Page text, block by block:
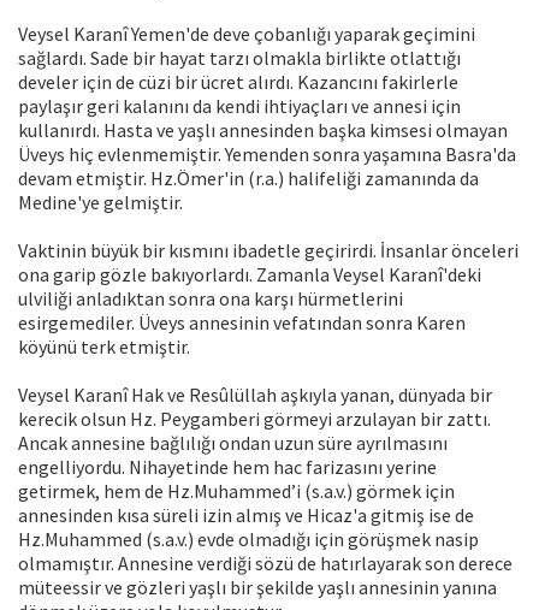
Veysel Karanî Yemen'de deve çobanlığı yaparak geçimini
sağlardı. Sade bir hayat tarzı olmakla birlikte otlattığı
develer için de cüzi bir ücret alırdı. Kazancını fakirlerle
paylaşır geri kalanını da kendi ihtiyaçları ve annesi için
kullanırdı. Hasta ve yaşlı annesinden başka kimsesi olmayan
Üveys hiç evlenmemiştir. Yemenden sonra yaşamına Basra'da
devam etmiştir. Hz.Ömer'in (r.a.) halifeliği zamanında da
Medine'ye gelmiştir.
Vaktinin büyük bir kısmını ibadetle geçirirdi. İnsanlar önceleri
ona garip gözle bakıyorlardı. Zamanla Veysel Karanî'deki
ulviliği anladıktan sonra ona karşı hürmetlerini
esirgemediler. Üveys annesinin vefatından sonra Karen
köyünü terk etmiştir.
Veysel Karanî Hak ve Resûlüllah aşkıyla yanan, dünyada bir
kerecik olsun Hz. Peygamberi görmeyi arzulayan bir zattı.
Ancak annesine bağlılığı ondan uzun süre ayrılmasını
engelliyordu. Nihayetinde hem hac farizasını yerine
getirmek, hem de Hz.Muhammed’i (s.a.v.) görmek için
annesinden kısa süreli izin almış ve Hicaz'a gitmiş ise de
Hz.Muhammed (s.a.v.) evde olmadığı için görüşmek nasip
olmamıştır. Annesine verdiği sözü de hatırlayarak son derece
müteessir ve gözleri yaşlı bir şekilde yaşlı annesinin yanına